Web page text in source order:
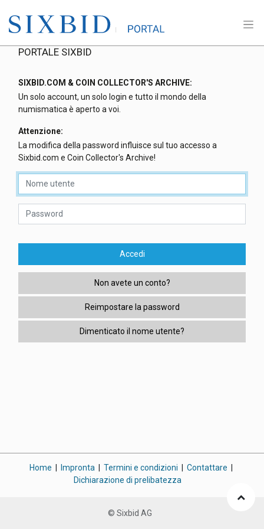
PORTALE SIXBID
SIXBID.COM & COIN COLLECTOR'S ARCHIVE:
Un solo account, un solo login e tutto il mondo della
numismatica è aperto a voi.
Attenzione:
La modifica della password influisce sul tuo accesso a
Sixbid.com e Coin Collector's Archive!
Accedi
Non avete un conto?
Reimpostare la password
Dimenticato il nome utente?
Home Impronta Termini e condizioni Contattare
Dichiarazione di prelibatezza
© Sixbid AG